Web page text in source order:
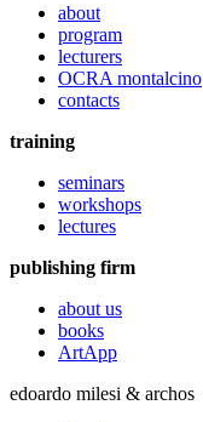
about
program
lecturers
OCRA montalcino
contacts
training
seminars
workshops
lectures
publishing firm
about us
books
ArtApp
edoardo milesi & archos